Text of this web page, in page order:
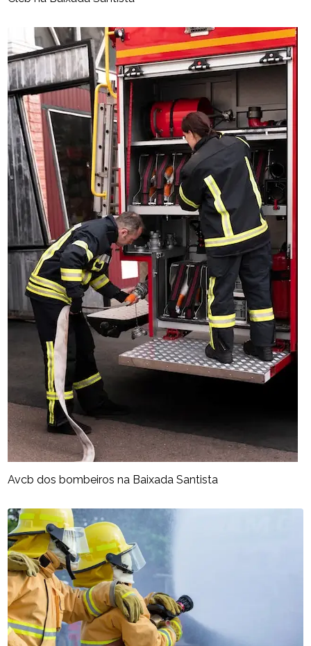
Avcb dos bombeiros na Baixada Santista